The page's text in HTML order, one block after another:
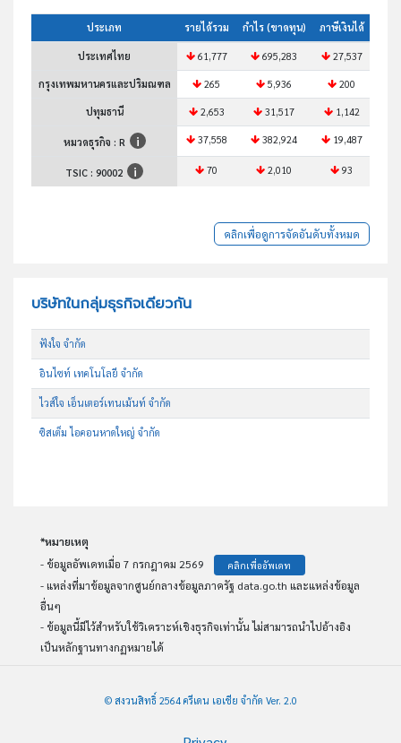
ประเภท รายได้รวม กำไร (ขาดทุน) ภาษีเงินได้
ประเทศไทย 61,777 695,283 27,537
กรุงเทพมหานครและปริมณฑล 265 5,936 200
ปทุมธานี 2,653 31,517 1,142
หมวดธุรกิจ : R 37,558 382,924 19,487
TSIC : 90002 70 2,010 93
คลิกเพื่อดูการจัดอันดับทั้งหมด
บริษัทในกลุ่มธุรกิจเดียวกัน
ฟังใจ จำกัด
อินไซท์ เทคโนโลยี จำกัด
ไวส์ใจ เอ็นเตอร์เทนเม้นท์ จำกัด
ซิสเต็ม ไอคอนหาดใหญ่ จำกัด
*หมายเหตุ
- ข้อมูลอัพเดทเมื่อ 7 กรกฎาคม 2569
คลิกเพื่ออัพเดท
- แหล่งที่มาข้อมูลจากศูนย์กลางข้อมูลภาครัฐ data.go.th และแหล่งข้อมูล
อื่นๆ
- ข้อมูลนี้มีไว้สำหรับใช้วิเคราะห์เชิงธุรกิจเท่านั้น ไม่สามารถนำไปอ้างอิง
เป็นหลักฐานทางกฏหมายได้
© สงวนสิทธิ์ 2564 ครีเดน เอเชีย จำกัด Ver. 2.0